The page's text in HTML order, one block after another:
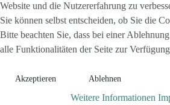
Website und die Nutzererfahrung zu
Sie können selbst entscheiden, ob Sie die
Bitte beachten Sie, dass bei einer
alle Funktionalitäten der Seite zur
Akzeptieren Ablehnen
Weitere Informationen